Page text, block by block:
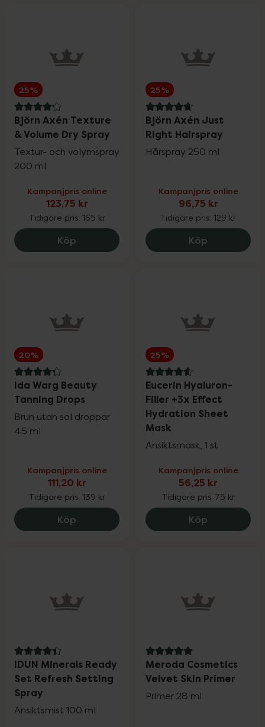
25%
4.2 av 5 i omdöme
Björn Axén Texture
& Volume Dry Spray
Textur- och volymspray
200 ml
Kampanjpris online
123,75 kr
Tidigare pris: 165 kr
Köp Björn Axén Texture & Volume Dry
25%
4.7 av 5 i omdöme
Björn Axén Just
Right Hairspray
Hårspray 250 ml
Kampanjpris online
96,75 kr
Tidigare pris: 129 kr
Köp Björn
20%
4.3 av 5 i omdöme
Ida Warg Beauty
Tanning Drops
Brun utan sol droppar
45 ml
Kampanjpris online
111,20 kr
Tidigare pris: 139 kr
Köp Ida Warg Beauty Tanning Drops, 111.2
25%
4.6 av 5 i omdöme
Eucerin Hyaluron-
Filler +3x Effect
Hydration Sheet
Mask
Ansiktsmask, 1 st
Kampanjpris online
56,25 kr
Tidigare pris: 75 kr
Köp Eucerin
4.4 av 5 i omdöme
IDUN Minerals Ready
Set Refresh Setting
Spray
Ansiktsmist 100 ml
5 av 5 i omdöme
Meroda Cosmetics
Velvet Skin Primer
Primer 28 ml